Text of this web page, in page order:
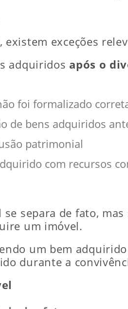
existem exceções
adquiridos após o
foi formalizado
de bens adquiridos
patrimonial
com recursos
se separa de fato,
um imóvel.
um bem adquirido
durante a